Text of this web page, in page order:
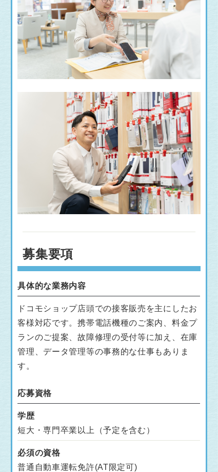
募集要項
具体的な業務内容
ドコモショップ店頭での接客販売を主にしたお
客様対応です。携帯電話機種のご案内、料金プ
ランのご提案、故障修理の受付等に加え、在庫
管理、データ管理等の事務的な仕事もありま
す。
応募資格
学歴
短大・専門卒業以上（予定を含む）
必須の資格
普通自動車運転免許(AT限定可)